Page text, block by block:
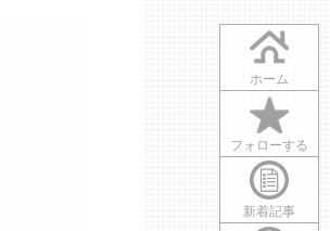
ホーム
フォローする
新着記事